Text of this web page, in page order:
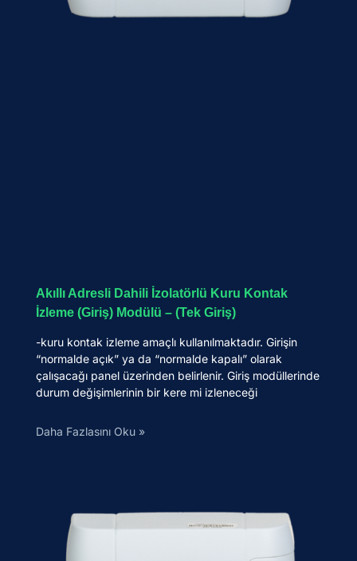
Akıllı Adresli Dahili İzolatörlü Kuru Kontak
İzleme (Giriş) Modülü – (Tek Giriş)
-kuru kontak izleme amaçlı kullanılmaktadır. Girişin
“normalde açık” ya da “normalde kapalı” olarak
çalışacağı panel üzerinden belirlenir. Giriş modüllerinde
durum değişimlerinin bir kere mi izleneceği
Daha Fazlasını Oku »